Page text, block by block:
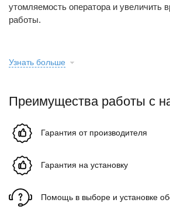
утомляемость оператора и увеличить
работы.
Узнать больше
Преимущества работы с
Гарантия от производителя
Гарантия на установку
Помощь в выборе и установке